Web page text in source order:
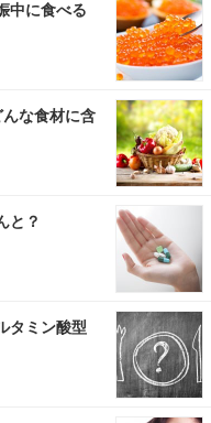
中に食べる
な食材に含
と？
タミン酸型